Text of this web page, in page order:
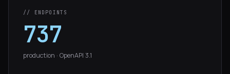
// ENDPOINTS
737
production · OpenAPI 3.1